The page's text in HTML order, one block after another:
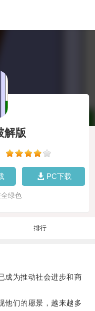
解版
PC下载
绿色
排行
为推动社会进步和商
们的愿景，越来越多